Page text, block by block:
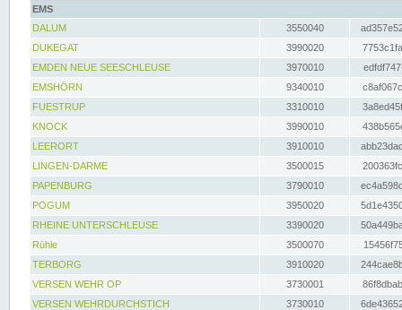
EMS
DALUM
3550040
DUKEGAT
3990020
EMDEN NEUE SEESCHLEUSE
3970010
EMSHÖRN
9340010
FUESTRUP
3310010
KNOCK
3990010
LEERORT
3910010
LINGEN-DARME
3500015
PAPENBURG
3790010
POGUM
3950020
RHEINE UNTERSCHLEUSE
3390020
Rühle
3500070
TERBORG
3910020
VERSEN WEHR OP
3730001
VERSEN WEHRDURCHSTICH
3730010